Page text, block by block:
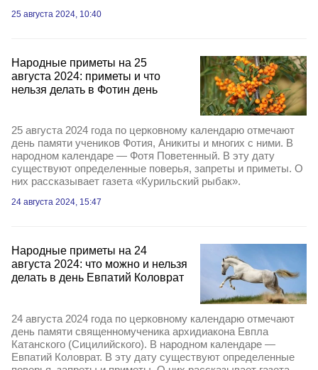
25 августа 2024, 10:40
Народные приметы на 25
августа 2024: приметы и что
нельзя делать в Фотин день
25 августа 2024 года по церковному календарю отмечают
день памяти учеников Фотия, Аникиты и многих с ними. В
народном календаре — Фотя Поветенный. В эту дату
существуют определенные поверья, запреты и приметы. О
них рассказывает газета «Курильский рыбак».
24 августа 2024, 15:47
Народные приметы на 24
августа 2024: что можно и нельзя
делать в день Евпатий Коловрат
24 августа 2024 года по церковному календарю отмечают
день памяти священномученика архидиакона Евпла
Катанского (Сицилийского). В народном календаре —
Евпатий Коловрат. В эту дату существуют определенные